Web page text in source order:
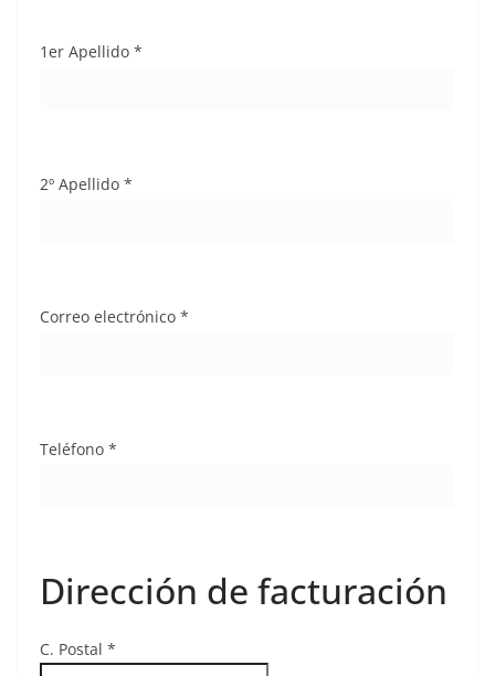
1er Apellido *
2º Apellido *
Correo electrónico *
Teléfono *
Dirección de facturación
C. Postal *